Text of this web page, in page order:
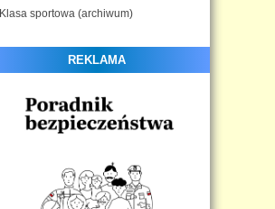
Klasa sportowa (archiwum)
REKLAMA